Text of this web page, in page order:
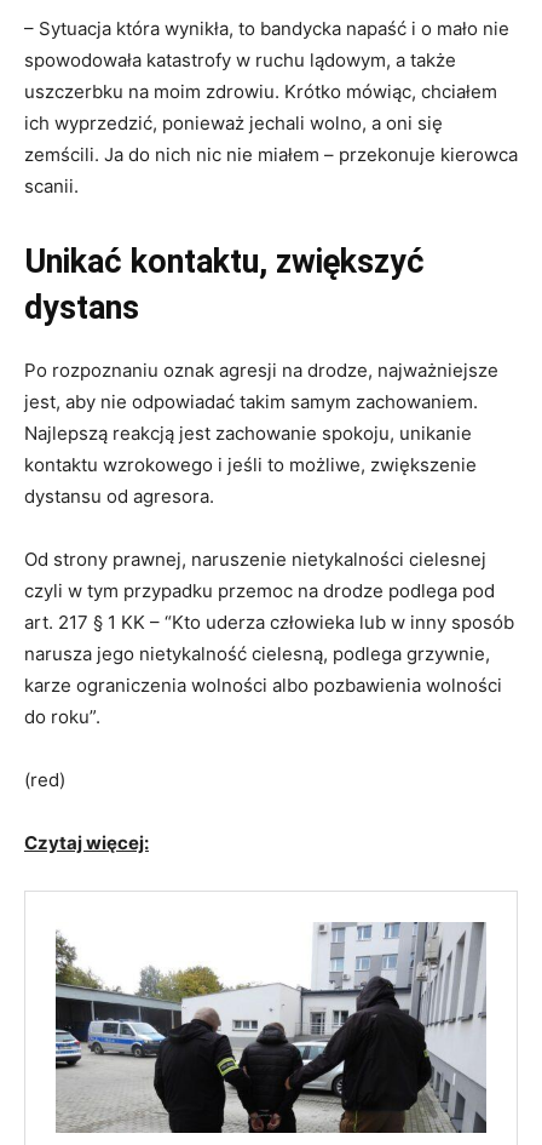
– Sytuacja która wynikła, to bandycka napaść i o mało nie
spowodowała katastrofy w ruchu lądowym, a także
uszczerbku na moim zdrowiu. Krótko mówiąc, chciałem
ich wyprzedzić, ponieważ jechali wolno, a oni się
zemścili. Ja do nich nic nie miałem – przekonuje kierowca
scanii.
Unikać kontaktu, zwiększyć
dystans
Po rozpoznaniu oznak agresji na drodze, najważniejsze
jest, aby nie odpowiadać takim samym zachowaniem.
Najlepszą reakcją jest zachowanie spokoju, unikanie
kontaktu wzrokowego i jeśli to możliwe, zwiększenie
dystansu od agresora.
Od strony prawnej, naruszenie nietykalności cielesnej
czyli w tym przypadku przemoc na drodze podlega pod
art. 217 § 1 KK – “Kto uderza człowieka lub w inny sposób
narusza jego nietykalność cielesną, podlega grzywnie,
karze ograniczenia wolności albo pozbawienia wolności
do roku”.
(red)
Czytaj więcej: